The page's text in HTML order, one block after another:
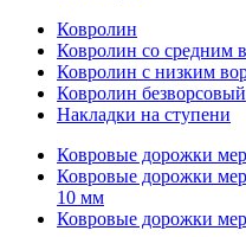
Ковролин
Ковролин со средним
Ковролин с низким
Ковролин безворсовый
Накладки на ступени
Ковровые дорожки
Ковровые дорожки
10 мм
Ковровые дорожки